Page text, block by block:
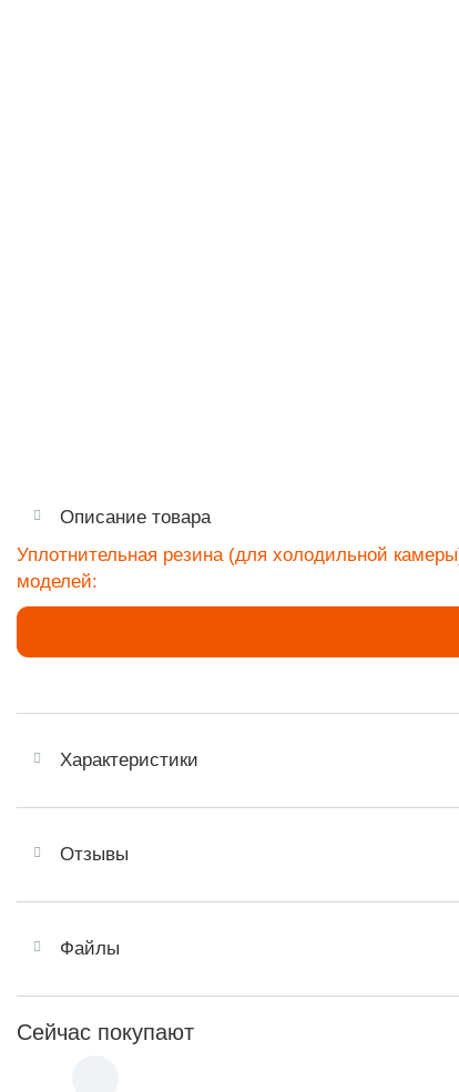
Описание товара
Уплотнительная резина (для холодильной
моделей:
Характеристики
Отзывы
Файлы
Сейчас покупают